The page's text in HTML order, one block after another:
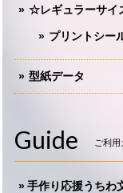
☆レギュラーサイ
プリントシー
型紙データ
Guide ご利用
手作り応援うち